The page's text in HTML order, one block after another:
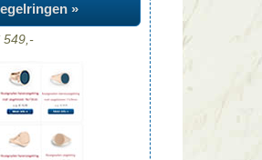
»
549,-